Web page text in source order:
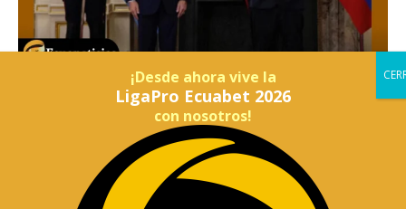
¡Desde ahora vive la
LigaPro Ecuabet 2026
con nosotros!